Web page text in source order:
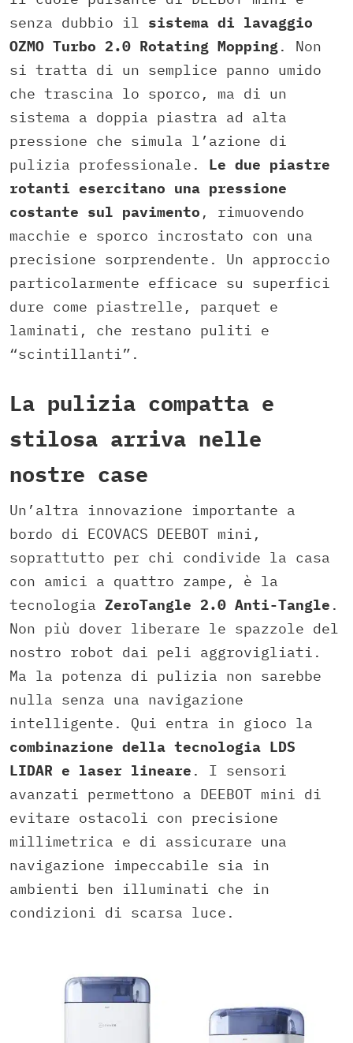
senza dubbio il sistema di lavaggio
OZMO Turbo 2.0 Rotating Mopping. Non
si tratta di un semplice panno umido
che trascina lo sporco, ma di un
sistema a doppia piastra ad alta
pressione che simula l’azione di
pulizia professionale. Le due piastre
rotanti esercitano una pressione
costante sul pavimento , rimuovendo
macchie e sporco incrostato con una
precisione sorprendente. Un approccio
particolarmente efficace su superfici
dure come piastrelle, parquet e
laminati, che restano puliti e
“scintillanti”.
La pulizia compatta e
stilosa arriva nelle
nostre case
Un’altra innovazione importante a
bordo di ECOVACS DEEBOT mini,
soprattutto per chi condivide la casa
con amici a quattro zampe, è la
tecnologia ZeroTangle 2.0 Anti-Tangle .
Non più dover liberare le spazzole del
nostro robot dai peli aggrovigliati.
Ma la potenza di pulizia non sarebbe
nulla senza una navigazione
intelligente. Qui entra in gioco la
combinazione della tecnologia LDS
LIDAR e laser lineare . I sensori
avanzati permettono a DEEBOT mini di
evitare ostacoli con precisione
millimetrica e di assicurare una
navigazione impeccabile sia in
ambienti ben illuminati che in
condizioni di scarsa luce.